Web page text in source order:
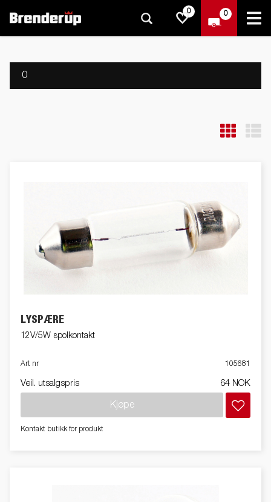
0 0
0
LYSPÆRE
12V/5W spolkontakt
Art nr 105681
Veil. utsalgspris 64 NOK
Kjøpe
Kontakt butikk for produkt